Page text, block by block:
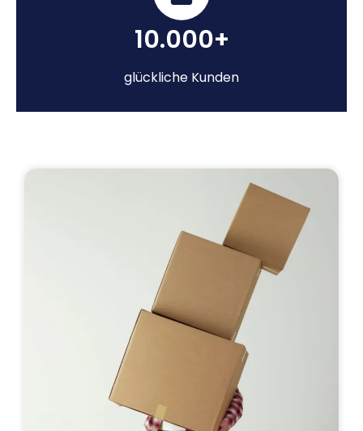
10.000+
glückliche Kunden